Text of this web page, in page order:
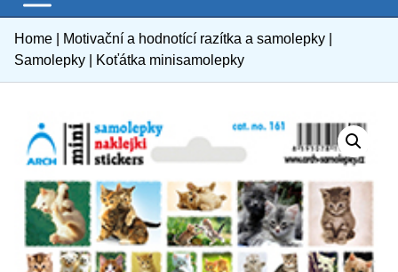
Home Motivační a hodnotící razítka a samolepky
Samolepky
Koťátka minisamolepky